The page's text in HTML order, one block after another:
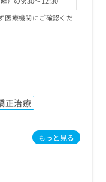
医療機関にご確認くだ
正治療
もっと見る